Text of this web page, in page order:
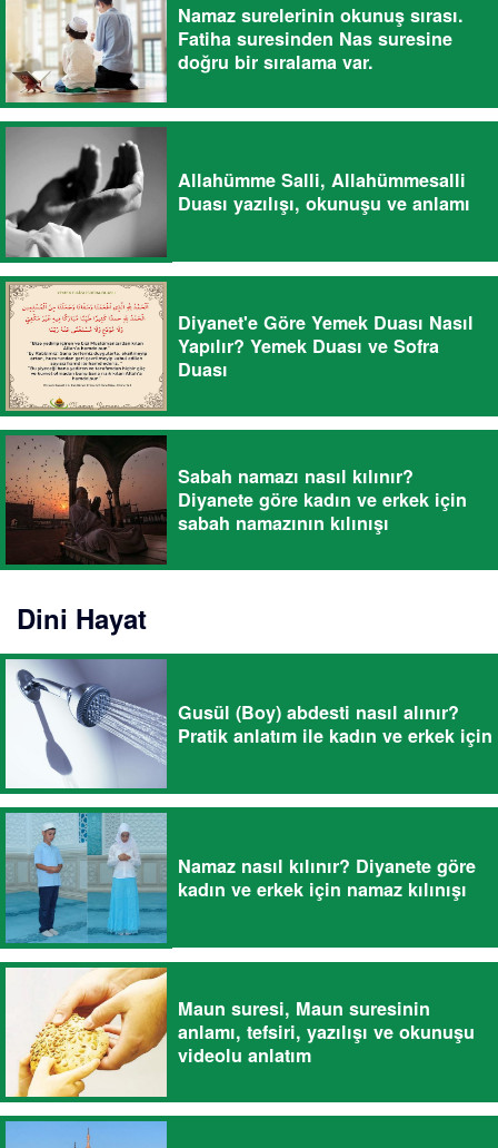
Namaz surelerinin okunuş sırası.
Fatiha suresinden Nas suresine
doğru bir sıralama var.
Allahümme Salli, Allahümmesalli
Duası yazılışı, okunuşu ve anlamı
Diyanet'e Göre Yemek Duası Nasıl
Yapılır? Yemek Duası ve Sofra
Duası
Sabah namazı nasıl kılınır?
Diyanete göre kadın ve erkek için
sabah namazının kılınışı
Dini Hayat
Gusül (Boy) abdesti nasıl alınır?
Pratik anlatım ile kadın ve erkek için
Namaz nasıl kılınır? Diyanete göre
kadın ve erkek için namaz kılınışı
Maun suresi, Maun suresinin
anlamı, tefsiri, yazılışı ve okunuşu
videolu anlatım